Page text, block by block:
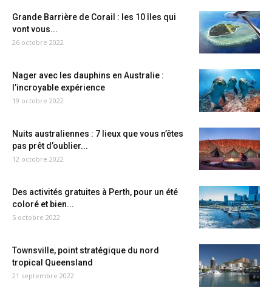
Grande Barrière de Corail : les 10 îles qui
vont vous...
26 octobre 2022
Nager avec les dauphins en Australie :
l’incroyable expérience
19 octobre 2022
Nuits australiennes : 7 lieux que vous n’êtes
pas prêt d’oublier...
12 octobre 2022
Des activités gratuites à Perth, pour un été
coloré et bien...
5 octobre 2022
Townsville, point stratégique du nord
tropical Queensland
21 septembre 2022